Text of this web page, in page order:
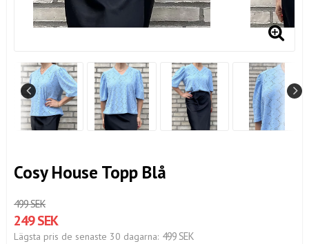
Cosy House Topp Blå
499 SEK
249 SEK
Lägsta pris de senaste 30 dagarna 499 SEK